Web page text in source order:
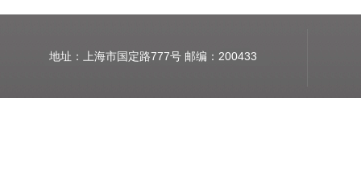
地址：上海市国定路777号 邮编：200433